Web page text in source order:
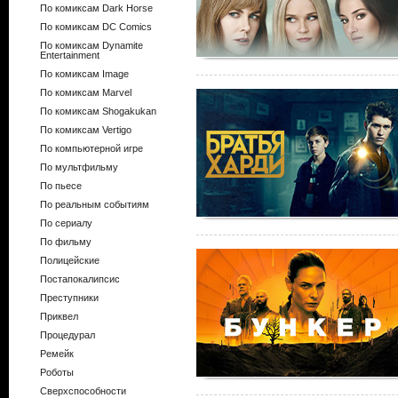
По комиксам Dark Horse
По комиксам DC Comics
По комиксам Dynamite
Entertainment
По комиксам Image
По комиксам Marvel
По комиксам Shogakukan
По комиксам Vertigo
По компьютерной игре
По мультфильму
По пьесе
По реальным событиям
По сериалу
По фильму
Полицейские
Постапокалипсис
Преступники
Приквел
Процедурал
Ремейк
Роботы
Сверхспособности